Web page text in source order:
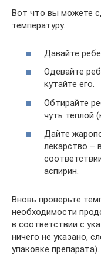
Вот что вы можете
температуру.
Давайте
Одевайте
кутайте его.
Обтирайте
чуть теплой
Дайте
лекарство –
аспирин.
Вновь проверьте
необходимости
в соответствии с
ничего не указано,
упаковке препарата).